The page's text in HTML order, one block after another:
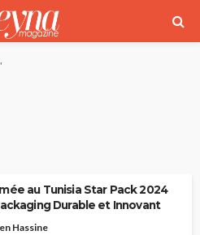
au Tunisia Star Pack 2024
Durable et Innovant
Hassine